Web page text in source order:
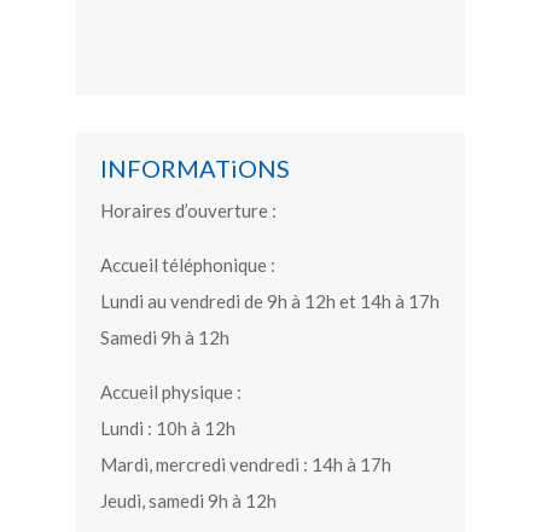
INFORMATiONS
Horaires d’ouverture :
Accueil téléphonique :
Lundi au vendredi de 9h à 12h et 14h à 17h
Samedi 9h à 12h
Accueil physique :
Lundi : 10h à 12h
Mardi, mercredi vendredi : 14h à 17h
Jeudi, samedi 9h à 12h